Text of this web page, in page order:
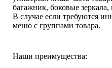
багажник, боковые зеркала,
В случае если требуются
меню с группами товара.
Наши преимущества: